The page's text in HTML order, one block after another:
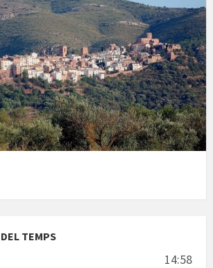
&quot;La mare&quot;, d'Emma Zafon
TEMPS
14:58